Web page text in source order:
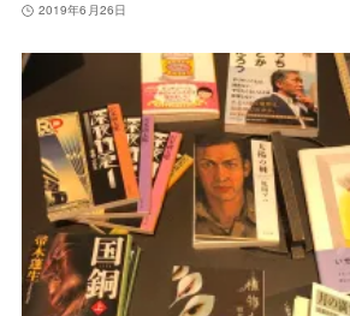
2019年6月26日